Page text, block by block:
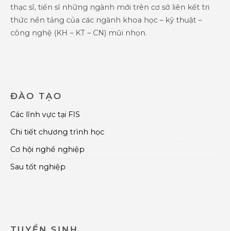
thạc sĩ, tiến sĩ những ngành mới trên cơ sở liên kết tri
thức nền tảng của các ngành khoa học – kỹ thuật –
công nghệ (KH – KT – CN) mũi nhọn.
ĐÀO TẠO
Các lĩnh vực tại FIS
Chi tiết chương trình học
Cơ hội nghề nghiệp
Sau tốt nghiệp